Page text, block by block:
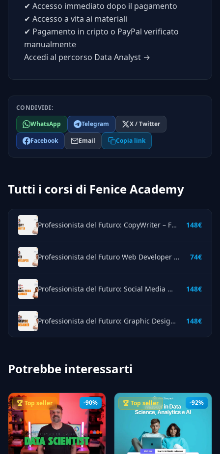
✔ Accesso immediato dopo il pagamento
✔ Accesso a vita ai materiali
✔ Pagamento in cripto o PayPal verificato
manualmente
Accedi al percorso Data Analyst →
CONDIVIDI:
WhatsApp
Telegram
X / Twitter
Facebook
Email Copia link
Tutti i corsi di Fenice Academy
Professionista del Futuro: CopyWriter – Fenice Academy 148€
Professionista del Futuro Web Developer – Fenice Academy 74€
Professionista del Futuro: Social Media Manager – Fenice Academy 148€
Professionista del Futuro: Graphic Designer – Fenice Academy 148€
Potrebbe interessarti
-90%
🏆 Top seller -92%
🏆 Top seller